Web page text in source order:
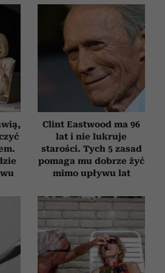
Clint Eastwood ma 96
lat i nie lukruje
starości. Tych 5 zasad
pomaga mu dobrze żyć
mimo upływu lat